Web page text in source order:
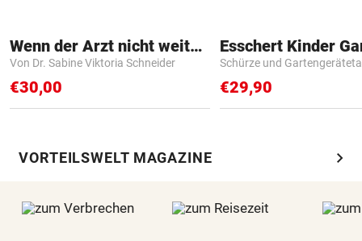
Wenn der Arzt nicht weiter weiß
Von Dr. Sabine Viktoria Schneider
€30,00
Schürze und
€29,90
VORTEILSWELT MAGAZINE chevron_right